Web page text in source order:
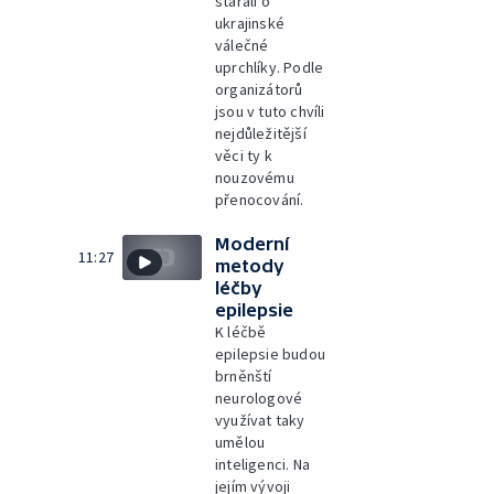
ukrajinské
válečné
uprchlíky. Podle
organizátorů
jsou v tuto chvíli
nejdůležitější
věci ty k
nouzovému
přenocování.
11:27
Moderní
metody
léčby
epilepsie
K léčbě
epilepsie budou
brněnští
neurologové
využívat taky
umělou
inteligenci. Na
jejím vývoji